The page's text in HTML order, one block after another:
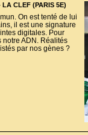
LA CLEF (PARIS 5E)
On est tenté de lui
il est une signature
digitales. Pour
notre ADN. Réalités
par nos gènes ?